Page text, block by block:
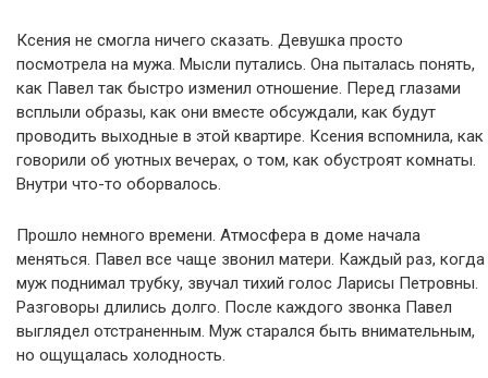
Ксения не смогла ничего сказать. Девушка просто
посмотрела на мужа. Мысли путались. Она пыталась понять,
как Павел так быстро изменил отношение. Перед глазами
всплыли образы, как они вместе обсуждали, как будут
проводить выходные в этой квартире. Ксения вспомнила, как
говорили об уютных вечерах, о том, как обустроят комнаты.
Внутри что-то оборвалось.
Прошло немного времени. Атмосфера в доме начала
меняться. Павел все чаще звонил матери. Каждый раз, когда
муж поднимал трубку, звучал тихий голос Ларисы Петровны.
Разговоры длились долго. После каждого звонка Павел
выглядел отстраненным. Муж старался быть внимательным,
но ощущалась холодность.